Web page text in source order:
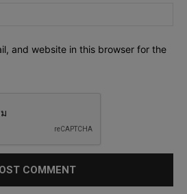
and website in this browser for the